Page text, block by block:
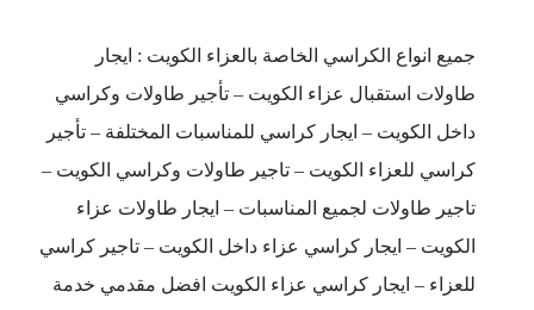
جميع انواع الكراسي الخاصة بالعزاء الكويت : ايجار
طاولات استقبال عزاء الكويت – تأجير طاولات وكراسي
داخل الكويت – ايجار كراسي للمناسبات المختلفة – تأجير
كراسي للعزاء الكويت – تاجير طاولات وكراسي الكويت –
تاجير طاولات لجميع المناسبات – ايجار طاولات عزاء
الكويت – ايجار كراسي عزاء داخل الكويت – تاجير كراسي
للعزاء – ايجار كراسي عزاء الكويت افضل مقدمي خدمة